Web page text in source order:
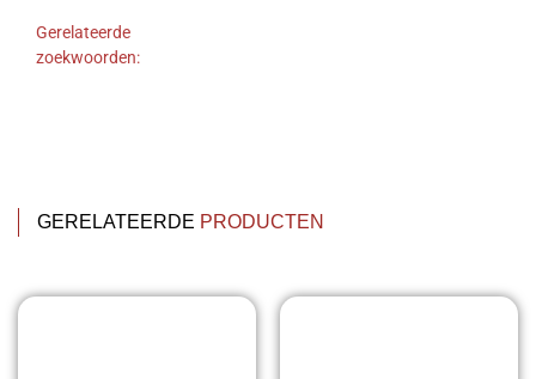
Gerelateerde
zoekwoorden:
GERELATEERDE PRODUCTEN